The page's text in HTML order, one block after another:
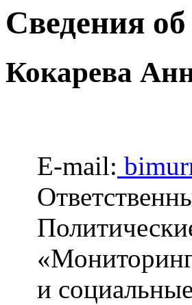
Сведения об
Кокарева
E-mail:
и